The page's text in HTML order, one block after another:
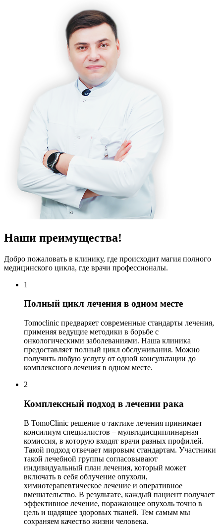
Наши преимущества!
Добро пожаловать в клинику, где происходит магия полного
медицинского цикла, где врачи профессионалы.
1
Полный цикл лечения в одном месте
Tomoclinic предваряет современные стандарты лечения,
применяя ведущие методики в борьбе с
онкологическими заболеваниями. Наша клиника
предоставляет полный цикл обслуживания. Можно
получить любую услугу от одной консультации до
комплексного лечения в одном месте.
2
Комплексный подход в лечении рака
В TomoClinic решение о тактике лечения принимает
консилиум специалистов – мультидисциплинарная
комиссия, в которую входят врачи разных профилей.
Такой подход отвечает мировым стандартам. Участники
такой лечебной группы согласовывают
индивидуальный план лечения, который может
включать в себя облучение опухоли,
химиотерапевтическое лечение и оперативное
вмешательство. В результате, каждый пациент получает
эффективное лечение, поражающее опухоль точно в
цель и щадящее здоровых тканей. Тем самым мы
сохраняем качество жизни человека.